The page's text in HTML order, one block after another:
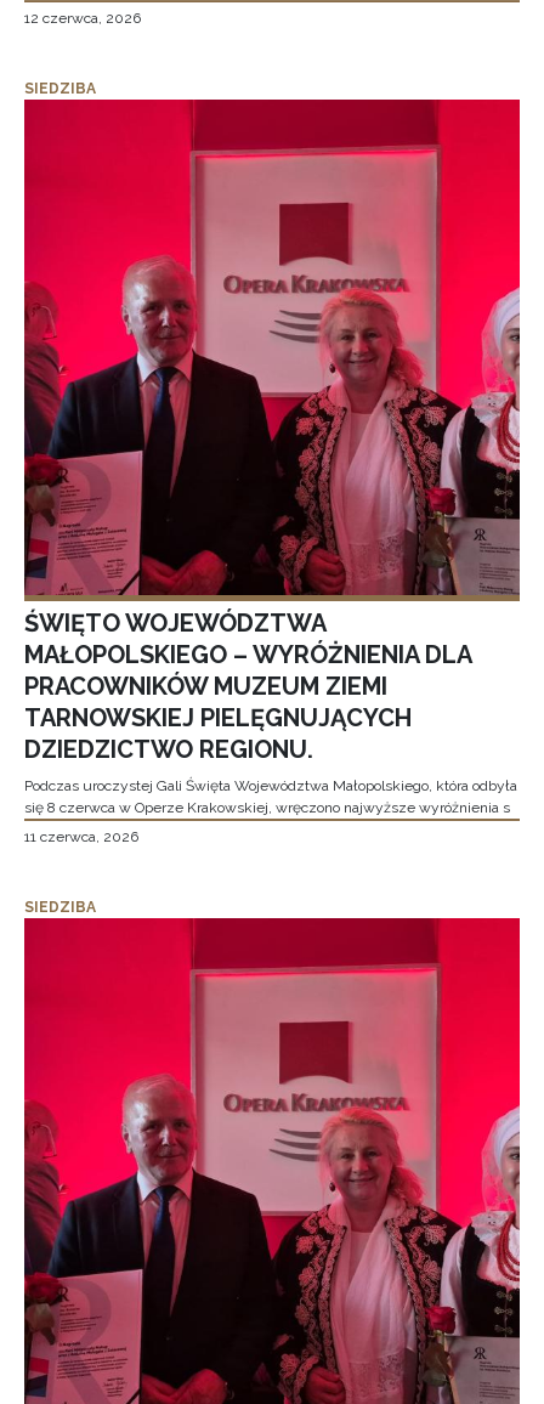
12 czerwca, 2026
SIEDZIBA
ŚWIĘTO WOJEWÓDZTWA
MAŁOPOLSKIEGO – WYRÓŻNIENIA DLA
PRACOWNIKÓW MUZEUM ZIEMI
TARNOWSKIEJ PIELĘGNUJĄCYCH
DZIEDZICTWO REGIONU.
Podczas uroczystej Gali Święta Województwa Małopolskiego, która odbyła
się 8 czerwca w Operze Krakowskiej, wręczono najwyższe wyróżnienia s
11 czerwca, 2026
SIEDZIBA